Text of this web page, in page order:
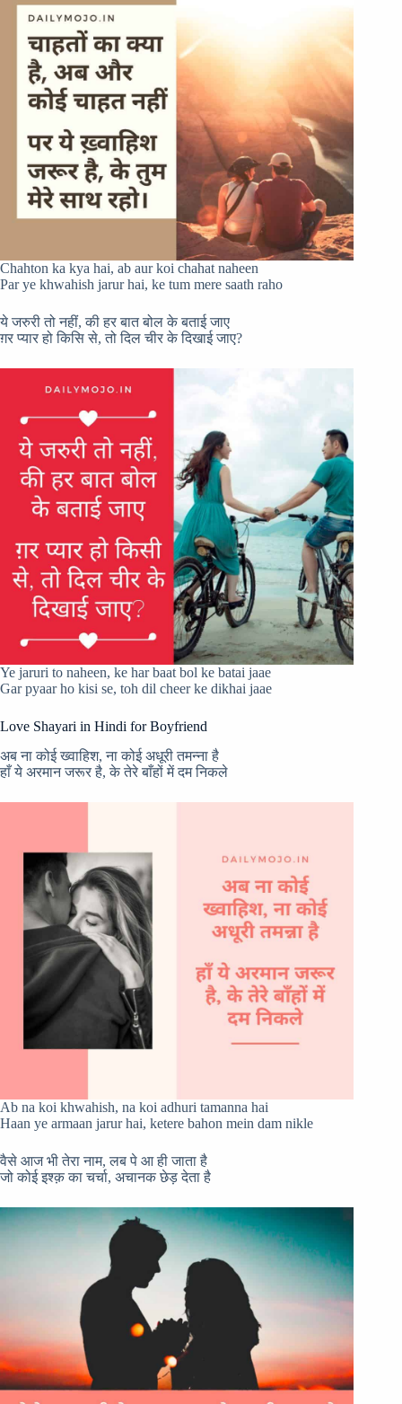
Chahton ka kya hai, ab aur koi chahat naheen
Par ye khwahish jarur hai, ke tum mere saath raho
ये जरुरी तो नहीं, की हर बात बोल के बताई जाए
ग़र प्यार हो किसि से, तो दिल चीर के दिखाई जाए?
Ye jaruri to naheen, ke har baat bol ke batai jaae
Gar pyaar ho kisi se, toh dil cheer ke dikhai jaae
Love Shayari in Hindi for Boyfriend
अब ना कोई ख्वाहिश, ना कोई अधूरी तमन्ना है
हाँ ये अरमान जरूर है, के तेरे बाँहों में दम निकले
Ab na koi khwahish, na koi adhuri tamanna hai
Haan ye armaan jarur hai, ketere bahon mein dam nikle
वैसे आज भी तेरा नाम, लब पे आ ही जाता है
जो कोई इश्क़ का चर्चा, अचानक छेड़ देता है